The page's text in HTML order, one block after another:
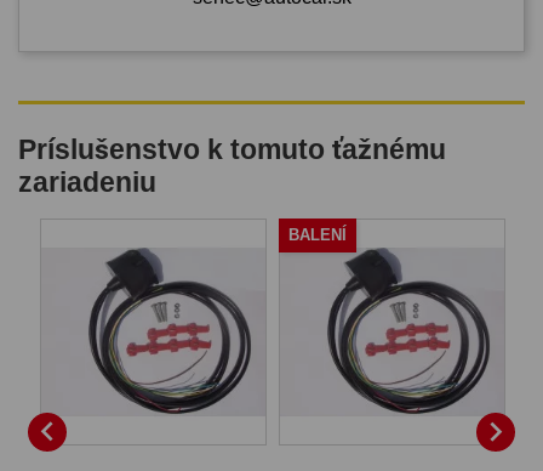
Príslušenstvo k tomuto ťažnému
zariadeniu

BALENÍ
